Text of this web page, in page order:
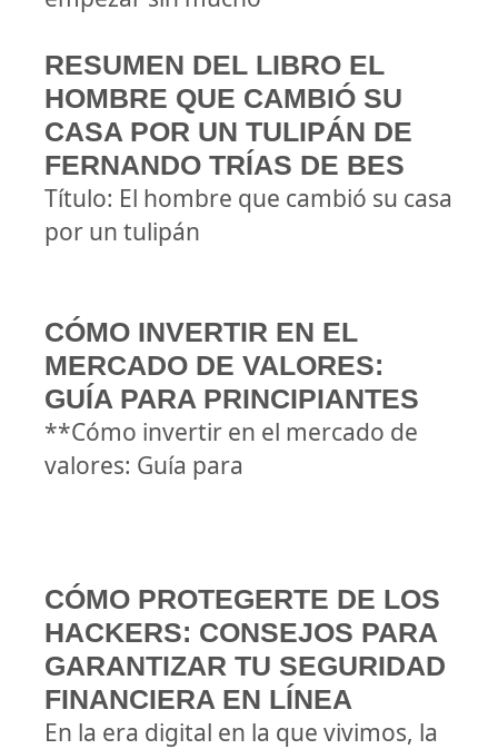
RESUMEN DEL LIBRO EL
HOMBRE QUE CAMBIÓ SU
CASA POR UN TULIPÁN DE
FERNANDO TRÍAS DE BES
Título: El hombre que cambió su casa
por un tulipán
CÓMO INVERTIR EN EL
MERCADO DE VALORES:
GUÍA PARA PRINCIPIANTES
**Cómo invertir en el mercado de
valores: Guía para
CÓMO PROTEGERTE DE LOS
HACKERS: CONSEJOS PARA
GARANTIZAR TU SEGURIDAD
FINANCIERA EN LÍNEA
En la era digital en la que vivimos, la